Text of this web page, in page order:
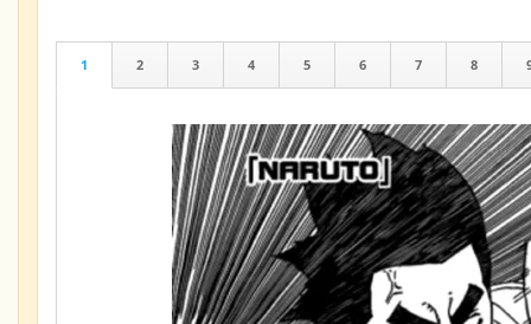
1 2 3 4 5 6 7 8